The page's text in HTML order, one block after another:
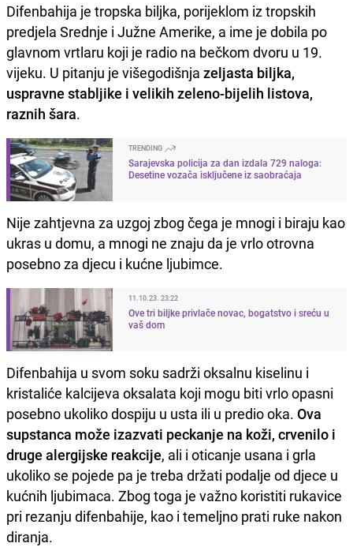
Difenbahija je tropska biljka, porijeklom iz tropskih
predjela Srednje i Južne Amerike, a ime je dobila po
glavnom vrtlaru koji je radio na bečkom dvoru u 19.
vijeku. U pitanju je višegodišnja zeljasta biljka,
uspravne stabljike i velikih zeleno-bijelih listova,
raznih šara.
TRENDING
Sarajevska policija za dan izdala 729 naloga:
Desetine vozača isključene iz saobraćaja
Nije zahtjevna za uzgoj zbog čega je mnogi i biraju kao
ukras u domu, a mnogi ne znaju da je vrlo otrovna
posebno za djecu i kućne ljubimce.
11.10.23. 23:22
Ove tri biljke privlače novac, bogatstvo i sreću u
vaš dom
Difenbahija u svom soku sadrži oksalnu kiselinu i
kristaliće kalcijeva oksalata koji mogu biti vrlo opasni
posebno ukoliko dospiju u usta ili u predio oka. Ova
supstanca može izazvati peckanje na koži, crvenilo i
druge alergijske reakcije, ali i oticanje usana i grla
ukoliko se pojede pa je treba držati podalje od djece u
kućnih ljubimaca. Zbog toga je važno koristiti rukavice
pri rezanju difenbahije, kao i temeljno prati ruke nakon
diranja.